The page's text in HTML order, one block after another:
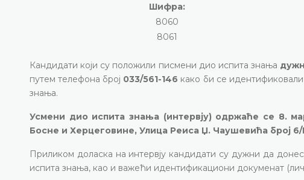
Шифра:
8060
8061
Кандидати који су положили писмени дио испита знања
путем телефона број 033/561-146 како би се
знања.
Усмени дио испита знања (интервју) одржаће се 8.
Босне и Херцеговине, Улица Pеиса Џ. Чаушевића број 6/
Приликом доласка на интервју кандидати су дужни да
испита знања, као и важећи идентификациони докуменат